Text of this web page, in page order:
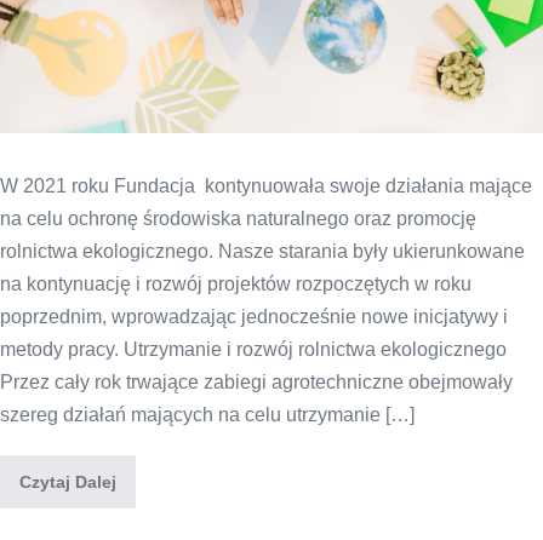
W 2021 roku Fundacja kontynuowała swoje działania mające
na celu ochronę środowiska naturalnego oraz promocję
rolnictwa ekologicznego. Nasze starania były ukierunkowane
na kontynuację i rozwój projektów rozpoczętych w roku
poprzednim, wprowadzając jednocześnie nowe inicjatywy i
metody pracy. Utrzymanie i rozwój rolnictwa ekologicznego
Przez cały rok trwające zabiegi agrotechniczne obejmowały
szereg działań mających na celu utrzymanie […]
Czytaj Dalej